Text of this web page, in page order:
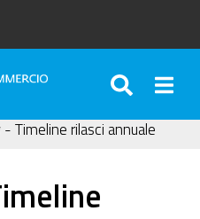
Timeline rilasci annuale